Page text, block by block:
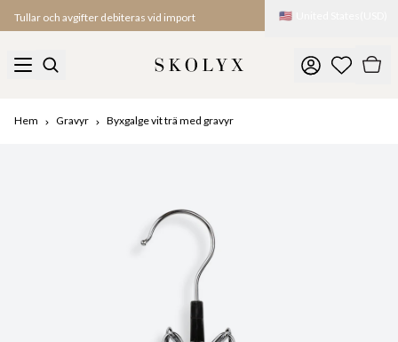
Tullar och avgifter debiteras vid import 🇺🇸
Hem Gravyr Byxgalge vit trä med gravyr